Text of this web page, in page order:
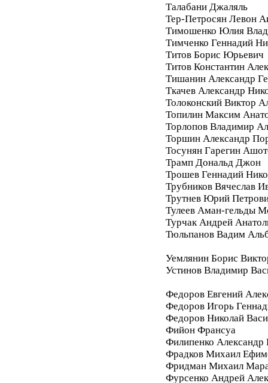
Талабани Джаляль
Тер-Петросян Левон
Тимошенко Юлия
Тимченко Геннадий
Титов Борис Юрьевич
Титов Константин
Тишанин Александр
Ткачев Александр
Толоконский Виктор
Топилин Максим
Торлопов Владимир
Торшин Александр
Тосунян Гарегин
Трамп Дональд Джон
Трошев Геннадий
Трубников Вячеслав
Трутнев Юрий
Тулеев Аман-гельды
Турчак Андрей
Тюльпанов Вадим
Уемлянин Борис
Устинов Владимир
Федоров Евгений
Федоров Игорь
Федоров Николай
Фийон Франсуа
Филипенко Александр
Фрадков Михаил
Фридман Михаил
Фурсенко Андрей